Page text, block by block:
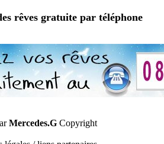
rêves gratuite par téléphone
Mercedes.GCopyright